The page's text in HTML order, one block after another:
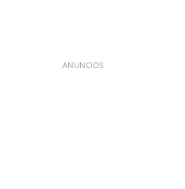
ANUNCIOS